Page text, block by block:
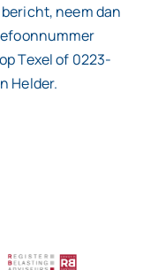
neem dan
Texel of 0223-
Helder.